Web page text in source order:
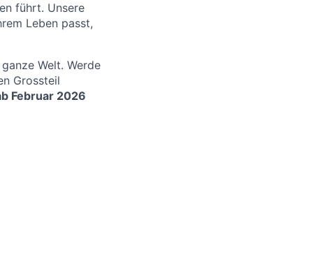
führt. Unsere
Leben passt,
Welt. Werde
Grossteil
Februar 2026